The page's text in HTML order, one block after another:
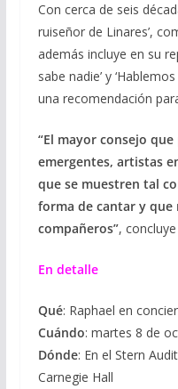
Con cerca de seis
ruiseñor de Linares’,
además incluye en su
sabe nadie’ y
una recomendación
“El mayor consejo
emergentes, artistas
que se muestren tal
forma de cantar y
compañeros”,
En detalle
Qué: Raphael en
Cuándo: martes 8 de
Dónde: En el Stern
Carnegie Hall